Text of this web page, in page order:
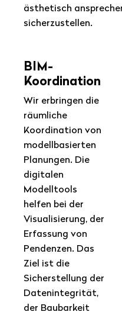
ästhetisch
sicherzustellen.
BIM-
Koordination
Wir erbringen die
räumliche
Koordination von
modellbasierten
Planungen. Die
digitalen
Modelltools
helfen bei der
Visualisierung, der
Erfassung von
Pendenzen. Das
Ziel ist die
Sicherstellung der
Datenintegrität,
der Baubarkeit